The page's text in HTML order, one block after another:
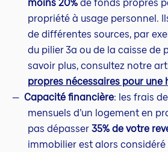
propriété à usage personnel.
de différentes sources, par
du pilier 3a ou de la caisse de
savoir plus, consultez notre
propres nécessaires pour une
Capacité financière: les frais
mensuels d’un logement en
pas dépasser35% de votre
immobilier est alors